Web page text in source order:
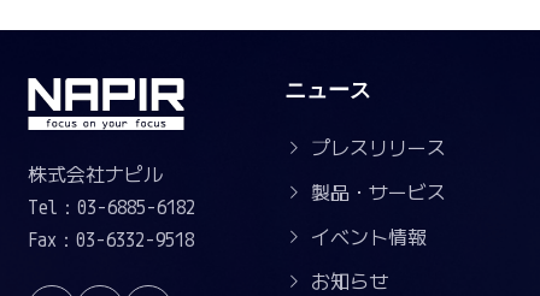
株式会社ナピル
Tel：03-6885-6182
Fax：03-6332-9518
ニュース
プレスリリース
製品・サービス
イベント情報
お知らせ